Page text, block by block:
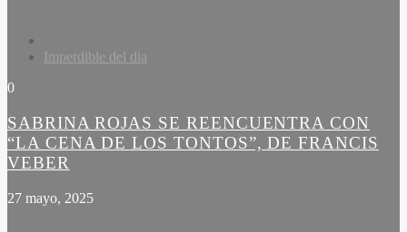
Imperdible del dia
0
SABRINA ROJAS SE REENCUENTRA CON
“LA CENA DE LOS TONTOS”, DE FRANCIS
VEBER
27 mayo, 2025